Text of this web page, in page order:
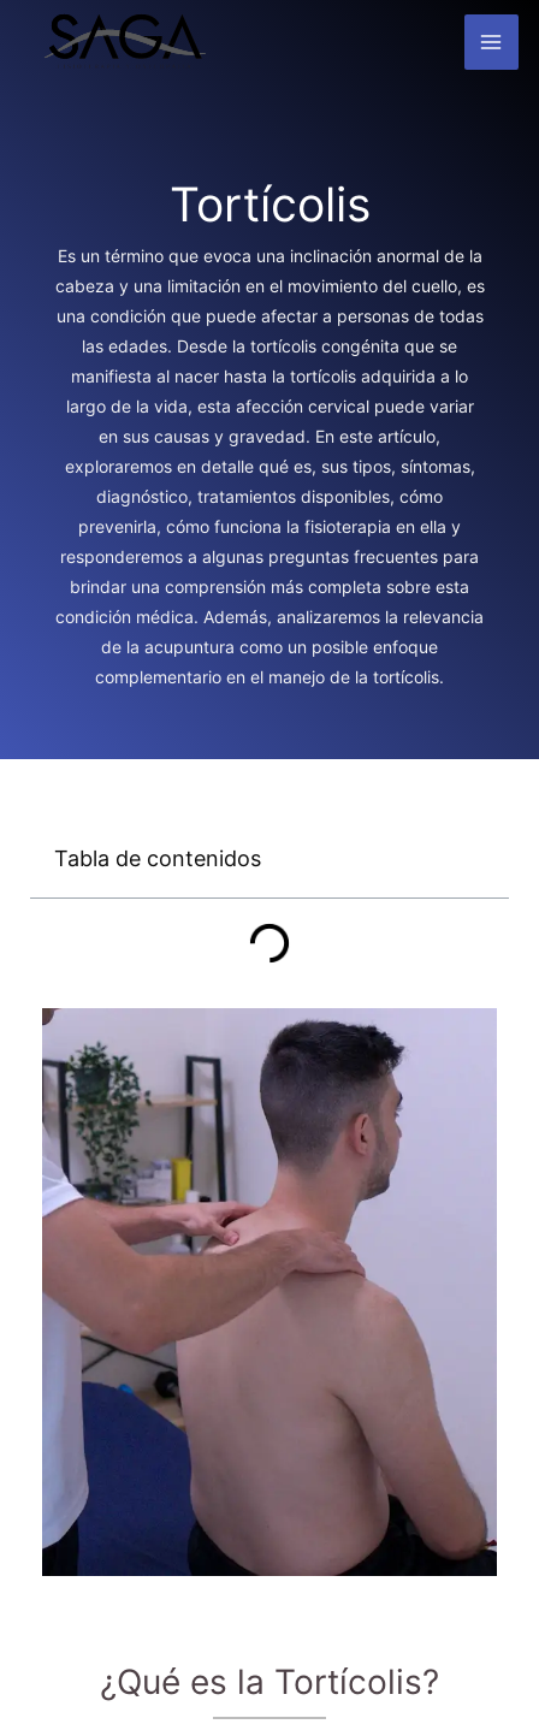
Tortícolis
Es un término que evoca una inclinación anormal de la
cabeza y una limitación en el movimiento del cuello, es
una condición que puede afectar a personas de todas
las edades. Desde la tortícolis congénita que se
manifiesta al nacer hasta la tortícolis adquirida a lo
largo de la vida, esta afección cervical puede variar
en sus causas y gravedad. En este artículo,
exploraremos en detalle qué es, sus tipos, síntomas,
diagnóstico, tratamientos disponibles, cómo
prevenirla, cómo funciona la fisioterapia en ella y
responderemos a algunas preguntas frecuentes para
brindar una comprensión más completa sobre esta
condición médica. Además, analizaremos la relevancia
de la acupuntura como un posible enfoque
complementario en el manejo de la tortícolis.
Tabla de contenidos
¿Qué es la Tortícolis?